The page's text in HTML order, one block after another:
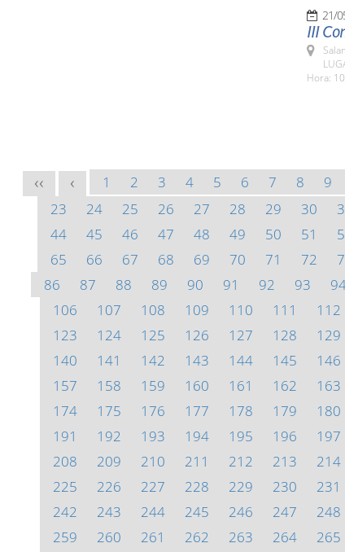
21/
III
Hora:
<< < 1 2 3 4 5 6 7 8 9
23
24 25 26 27 28 29 30
44
45 46 47 48 49 50 51
65
66 67 68 69 70 71 72
86
87 88 89 90 91 92 93
106
107 108 109 110 111 112
123
124 125 126 127 128 129
140
141 142 143 144 145 146
157
158 159 160 161 162 163
174
175 176 177 178 179 180
191
192 193 194 195 196 197
208
209 210 211 212 213 214
225
226 227 228 229 230 231
242
243 244 245 246 247 248
259
260 261 262 263 264 265